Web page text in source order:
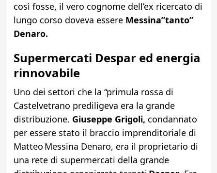
così fosse, il vero cognome dell’ex ricercato di
lungo corso doveva essereMessina”tanto”
Denaro.
Supermercati Despar ed energia
rinnovabile
Uno dei settori che la “primula rossa di
Castelvetrano prediligeva era la grande
distribuzione. Giuseppe Grigoli, condannato
per essere stato il braccio imprenditoriale di
Matteo Messina Denaro, era il proprietario di
una rete di supermercati della grande